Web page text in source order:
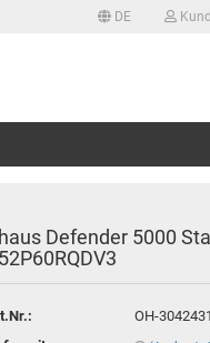
DE
Defender 5000
OH-